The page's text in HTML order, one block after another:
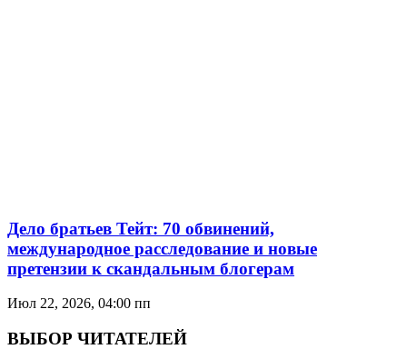
Дело братьев Тейт: 70 обвинений,
международное расследование и новые
претензии к скандальным блогерам
Июл 22, 2026, 04:00 пп
ВЫБОР ЧИТАТЕЛЕЙ